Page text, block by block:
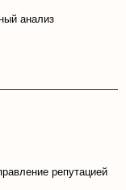
анализ
репутацией